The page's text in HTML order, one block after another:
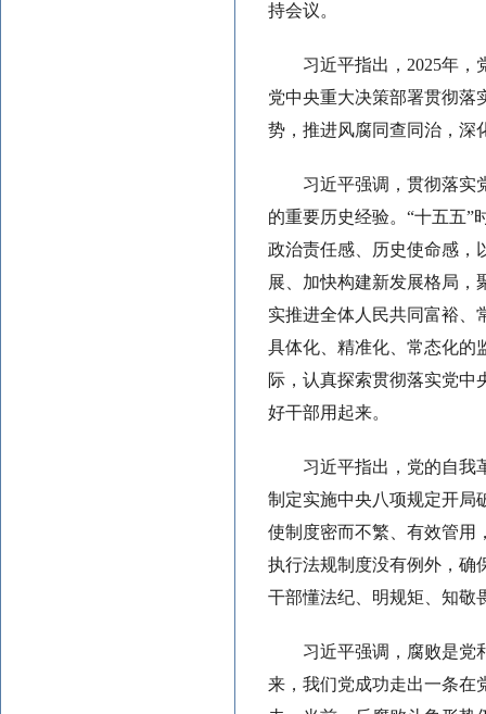
持会议。
习近平指出，2025年
党中央重大决策部署贯彻落
势，推进风腐同查同治，深
习近平强调，贯彻落实
的重要历史经验。“十五五”
政治责任感、历史使命感，
展、加快构建新发展格局，
实推进全体人民共同富裕、
具体化、精准化、常态化的
际，认真探索贯彻落实党中
好干部用起来。
习近平指出，党的自我
制定实施中央八项规定开局
使制度密而不繁、有效管用
执行法规制度没有例外，确
干部懂法纪、明规矩、知敬
习近平强调，腐败是党
来，我们党成功走出一条在